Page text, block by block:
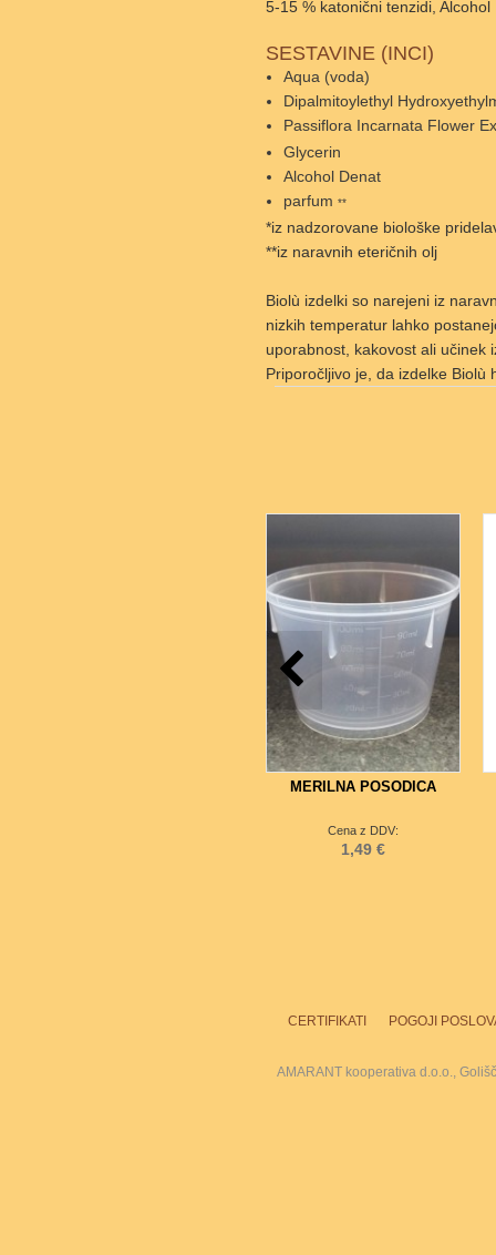
5-15 % katonični tenzidi,
SESTAVINE (INCI)
Aqua (voda)
Dipalmitoylethyl
Passiflora Incarnata Flower
Glycerin
Alcohol Denat
parfum **
*iz nadzorovane biološke
**iz naravnih eteričnih olj
Biolù izdelki so narejeni iz
nizkih temperatur lahko
uporabnost, kakovost ali učinek
Priporočljivo je, da izdelke
MERILNA POSODICA
Cena z DDV:
1,49 €
CERTIFIKATI POGOJI
AMARANT kooperativa d.o.o.,